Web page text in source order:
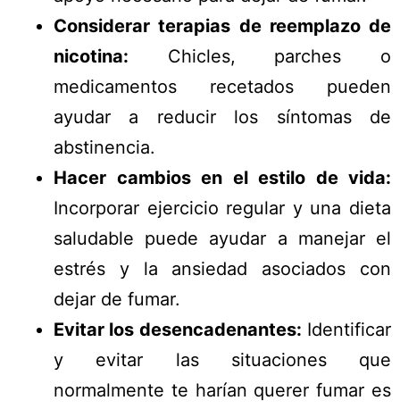
Considerar terapias de reemplazo de
nicotina: Chicles, parches o
medicamentos recetados pueden
ayudar a reducir los síntomas de
abstinencia.
Hacer cambios en el estilo de vida:
Incorporar ejercicio regular y una dieta
saludable puede ayudar a manejar el
estrés y la ansiedad asociados con
dejar de fumar.
Evitar los desencadenantes: Identificar
y evitar las situaciones que
normalmente te harían querer fumar es